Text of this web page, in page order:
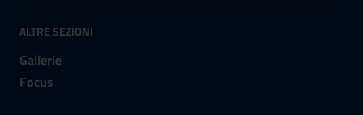
ALTRE SEZIONI
Gallerie
Focus